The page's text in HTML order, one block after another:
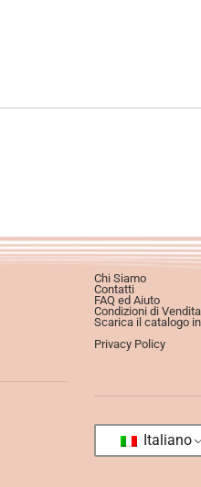
Chi Siamo
Contatti
FAQ ed Aiuto
Condizioni di Vendita
Scarica il catalogo
Privacy Policy
Italiano